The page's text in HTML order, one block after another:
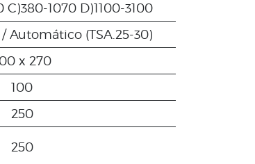
C)380-1070 D)1100-3100
Automático (TSA.25-30)
x 270
100
250
250